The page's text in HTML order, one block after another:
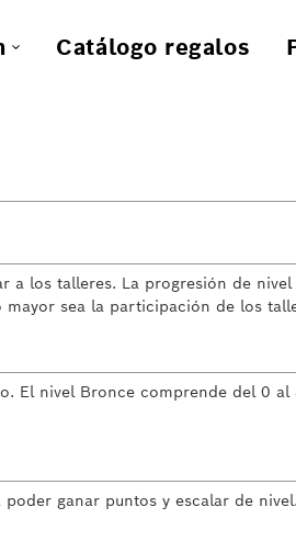
Catálogo regalos
a los talleres. La progresión de
sea la participación de los
El nivel Bronce comprende del 0
ganar puntos y escalar de